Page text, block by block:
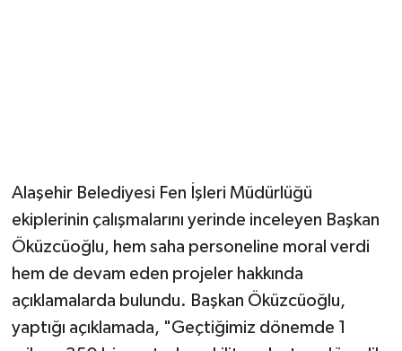
Alaşehir Belediyesi Fen İşleri Müdürlüğü
ekiplerinin çalışmalarını yerinde inceleyen Başkan
Öküzcüoğlu, hem saha personeline moral verdi
hem de devam eden projeler hakkında
açıklamalarda bulundu. Başkan Öküzcüoğlu,
yaptığı açıklamada, "Geçtiğimiz dönemde 1